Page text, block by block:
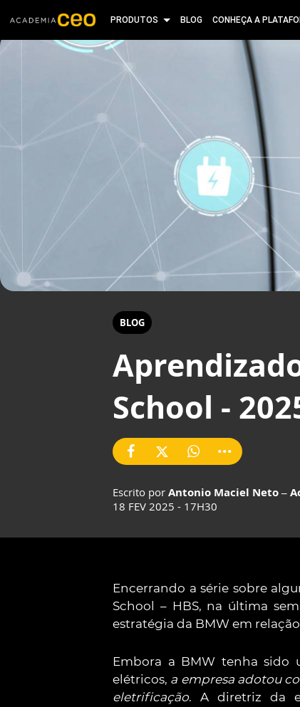
PRODUTOS BLOG CONHEÇA A
BLOG
School -
Escrito por Antonio Maciel Neto –
18 FEV 2025 - 17H30
Encerrando a série sobre
School – HBS, na última
estratégia da BMW em
Embora a BMW tenha sido
elétricos, a empresa adotou
eletrificação. A diretriz da